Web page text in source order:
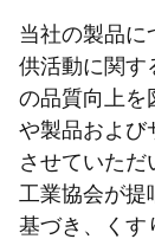
当社の製品に
供活動に関す
の品質向上を
や製品および
させていただ
工業協会が提
基づき、くす